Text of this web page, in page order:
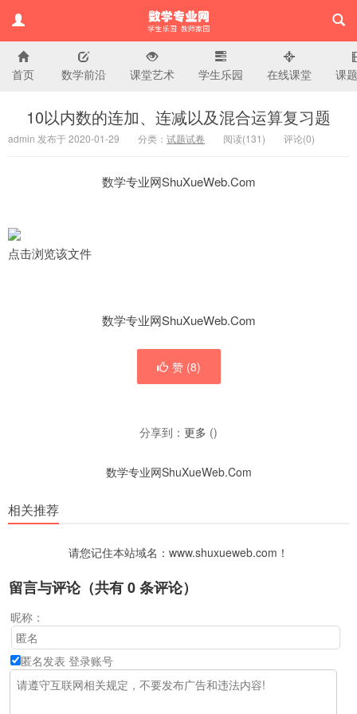
小学数学专业网
首页 数学前沿 课堂艺术 学生乐园 在线课堂 课
10以内数的连加、连减以及混合运算复习题
admin 发布于 2020-01-29 分类： 试题试卷 阅读(131) 评论(0)
数学专业网ShuXueWeb.Com
点击浏览该文件
数学专业网ShuXueWeb.Com
赞 (8)
分享到： 更多 ()
数学专业网ShuXueWeb.Com
相关推荐
请您记住本站域名：www.shuxueweb.com！
留言与评论（共有0条评论）
昵称：
匿名发表 登录账号